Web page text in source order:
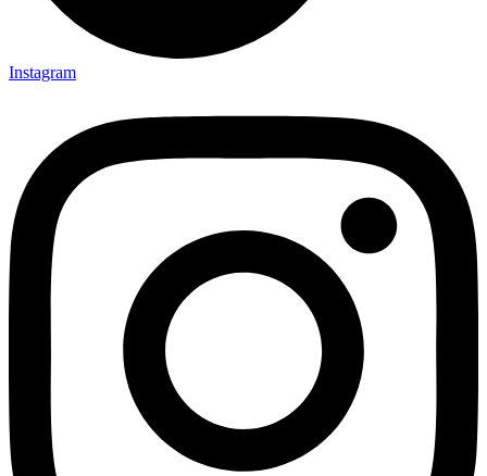
Instagram